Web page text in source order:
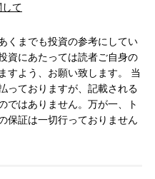
て
くまでも投資の参考にしてい
資にあたっては読者ご自身の
すよう、お願い致します。 当
っておりますが、記載される
ではありません。万が一、ト
保証は一切行っておりません